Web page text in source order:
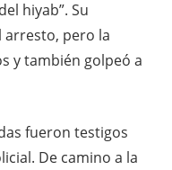
hiyab”. Su
pero la
y también golpeó a
fueron testigos
De camino a la